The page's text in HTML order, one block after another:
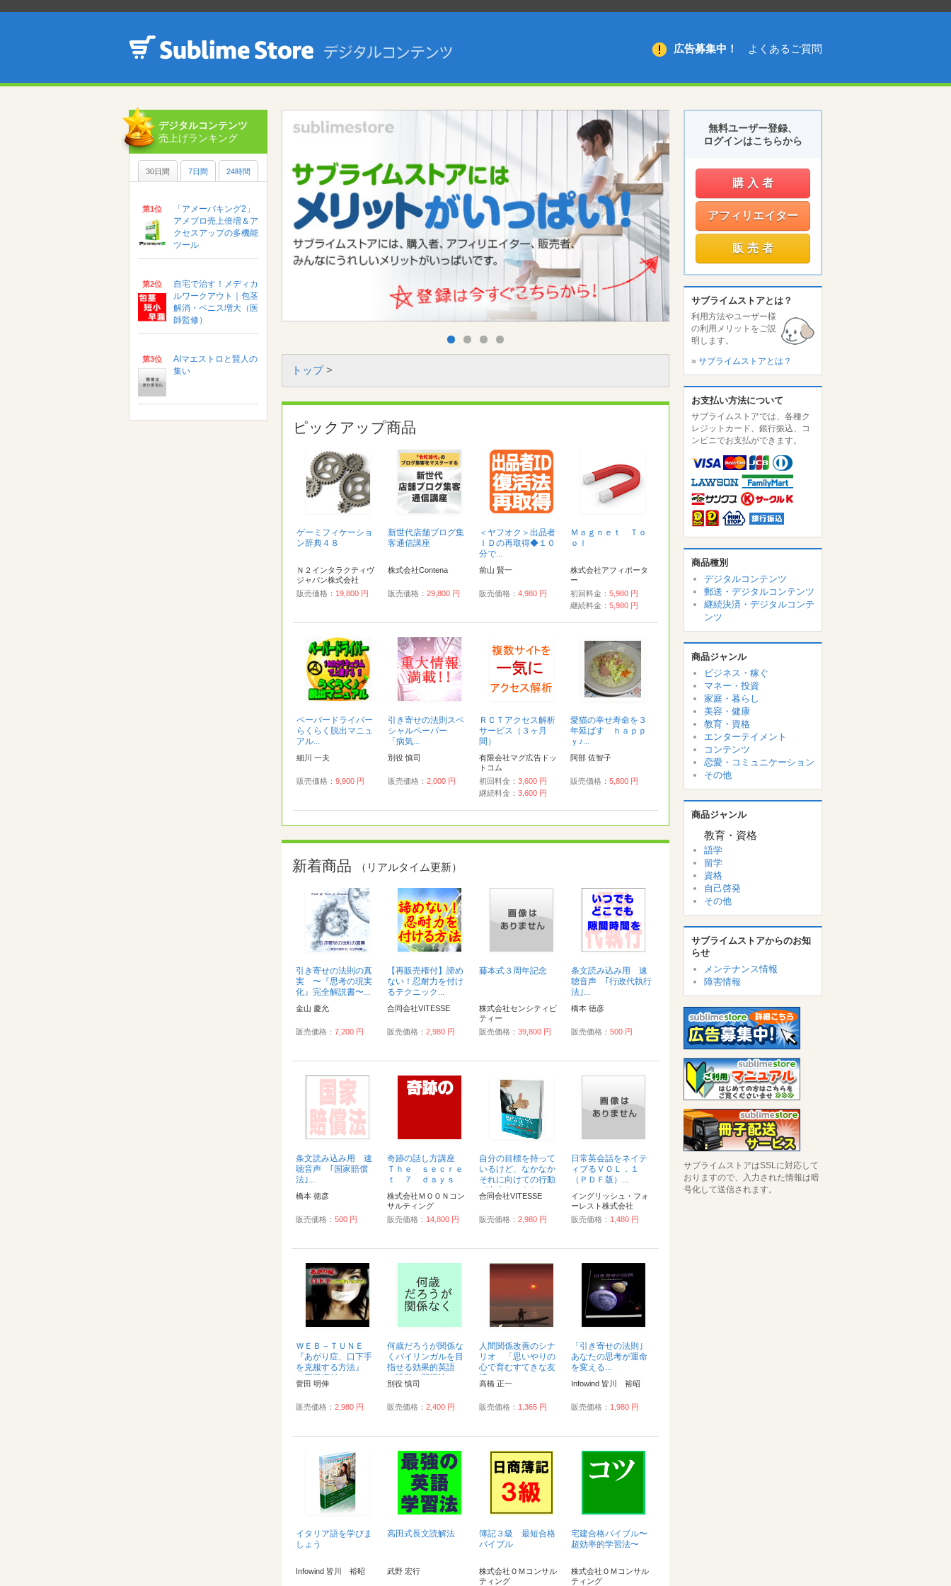
よくあるご質問
広告募集中！
デジタルコンテンツ
売上げランキング
30日間 7日間 24時間
第1位
「アメーバキング2」
アメブロ売上倍増＆ア
クセスアップの多機能
ツール
第2位
自宅で治す！メディカ
ルワークアウト｜包茎
解消・ペニス増大（医
師監修）
第3位
AIマエストロと賢人の
集い
トップ>
ピックアップ商品
ゲーミフィケーショ
ン辞典４８
Ｎ２インタラクティヴ
ジャパン株式会社
販売価格： 19,800 円
新世代店舗ブログ集
客通信講座
株式会社Contena
販売価格： 29,800 円
＜ヤフオク＞出品者
ＩＤの再取得◆１０
分で...
前山 賢一
販売価格： 4,980 円
Ｍａｇｎｅｔ Ｔｏ
ｏｌ
株式会社アフィポータ
ー
初回料金：5,980 円
継続料金：5,980 円
ペーパードライバー
らくらく脱出マニュ
アル...
細川 一夫
販売価格： 9,900 円
引き寄せの法則スペ
シャルペーパー
「病気...
別役 慎司
販売価格： 2,000 円
ＲＣＴアクセス解析
サービス（３ヶ月
間）
有限会社マグ広告ドッ
トコム
初回料金： 3,600 円
継続料金： 3,600 円
愛猫の幸せ寿命を３
年延ばす ｈａｐｐ
ｙ♪...
阿部 佐智子
販売価格：5,800 円
新着商品 （リアルタイム更新）
引き寄せの法則の真
実 〜『思考の現実
化』完全解説書〜...
金山 慶允
販売価格： 7,200 円
【再販売権付】諦め
ない！忍耐力を付け
るテクニック...
合同会社VITESSE
販売価格：2,980 円
藤本式３周年記念
株式会社センシティビ
ティー
販売価格： 39,800 円
条文読み込み用 速
聴音声 ｢行政代執行
法｣...
橋本 徳彦
販売価格： 500 円
条文読み込み用 速
聴音声 ｢国家賠償
法｣...
橋本 徳彦
販売価格： 500 円
奇跡の話し方講座
Ｔｈｅ ｓｅｃｒｅ
ｔ ７ ｄａｙｓ
ｌｅｓｓｏｎ...
株式会社ＭＯＯＮコン
サルティング
販売価格： 14,800 円
自分の目標を持って
いるけど、なかなか
それに向けての行動
が出来ないあなた
へ・・・創造的思考
合同会社VITESSE
販売価格： 2,980 円
日常英会話をネイテ
ィブるＶＯＬ．１
（ＰＤＦ版）...
イングリッシュ・フォ
ーレスト株式会社
販売価格： 1,480 円
ＷＥＢ－ＴＵＮＥ
『あがり症、口下手
を克服する方法』
（再販権付き）...
菅田 明伸
販売価格： 2,980 円
何歳だろうが関係な
くバイリンガルを目
指せる効果的英語
（語学）習得法...
別役 慎司
販売価格：2,400 円
人間関係改善のシナ
リオ 「思いやりの
心で育むすてきな友
情」...
高橋 正一
販売価格： 1,365 円
「引き寄せの法則｣
あなたの思考が運命
を変える...
Infowind 皆川 裕昭
販売価格： 1,980 円
イタリア語を学びま
しょう
Infowind 皆川 裕昭
高田式長文読解法
武野 宏行
簿記３級 最短合格
バイブル
株式会社ＯＭコンサル
ティング
宅建合格バイブル〜
超効率的学習法〜
株式会社ＯＭコンサル
ティング
無料ユーザー登録、
ログインはこちらから
購入者
アフィリエイター
販売者
サブライムストアとは？
利用方法やユーザー様
の利用メリットをご説
明します。
» サブライムストアとは？
お支払い方法について
サブライムストアでは、各種ク
レジットカード、銀行振込、コ
ンビニでお支払ができます。
商品種別
デジタルコンテンツ
郵送・デジタルコンテンツ
継続決済・デジタルコンテ
ンツ
商品ジャンル
ビジネス・稼ぐ
マネー・投資
家庭・暮らし
美容・健康
教育・資格
エンターテイメント
コンテンツ
恋愛・コミュニケーション
その他
商品ジャンル
教育・資格
語学
留学
資格
自己啓発
その他
サブライムストアからのお知
らせ
メンテナンス情報
障害情報
サブライムストアはSSLに対応して
おりますので、入力された情報は暗
号化して送信されます。